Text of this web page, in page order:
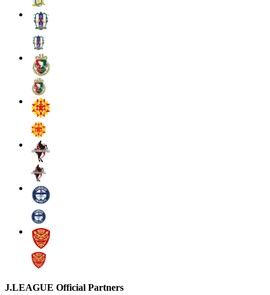
J.LEAGUE Official Partners